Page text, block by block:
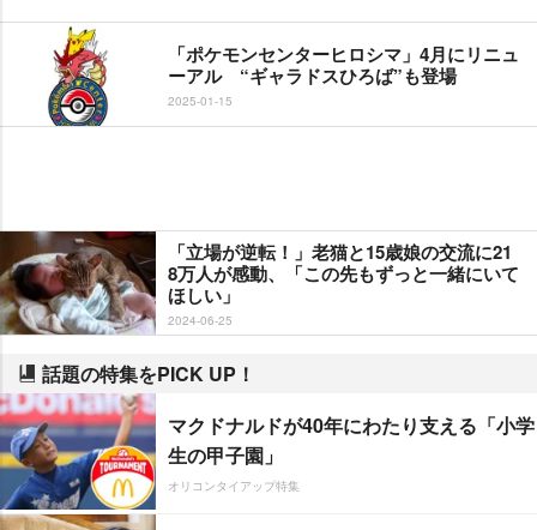
「ポケモンセンターヒロシマ」4月にリニュ
ーアル “ギャラドスひろば”も登場
2025-01-15
「立場が逆転！」老猫と15歳娘の交流に21
8万人が感動、「この先もずっと一緒にいて
ほしい」
2024-06-25
話題の特集をPICK UP！
マクドナルドが40年にわたり支える「小学
生の甲子園」
オリコンタイアップ特集